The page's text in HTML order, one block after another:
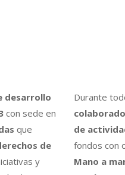
desarrollo
con sede en
que
de
y
Durante
de
fondos con
Mano a